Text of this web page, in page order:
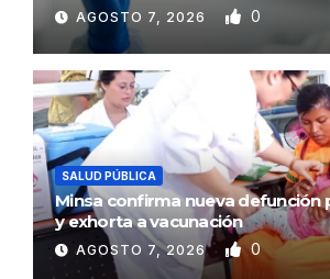
AGOSTO 7, 2026 0
SALUD PÚBLICA
Minsa confirma nueva defunción
y exhorta a vacunación
AGOSTO 7, 2026 0